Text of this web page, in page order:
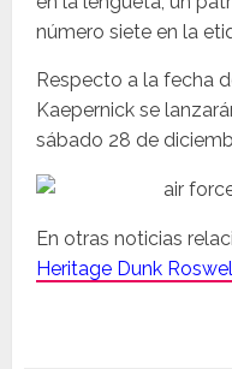
número siete en la
Respecto a la fecha
Kaepernick se
sábado 28 de
En otras noticias
Heritage Dunk